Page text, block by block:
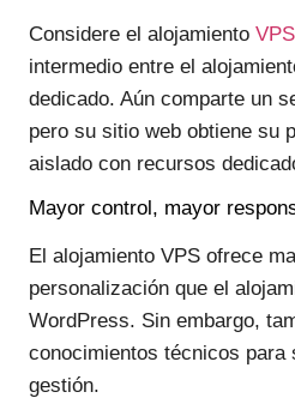
Considere el alojamiento VPS
intermedio entre el
dedicado. Aún comparte un
pero su sitio web obtiene su
aislado con recursos
Mayor control, mayor
El alojamiento VPS ofrece
personalización que el
WordPress. Sin embargo,
conocimientos técnicos para
gestión.